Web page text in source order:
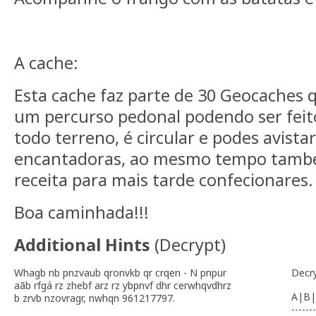
A cache:
Esta cache faz parte de 30
um percurso pedonal podendo ser
todo terreno, é circular e podes
encantadoras, ao mesmo tempo
receita para mais tarde confecionares.
Boa caminhada!!!
Additional Hints (Decrypt)
Whagb nb pnzvaub qronvkb qr crqen - N pnpur
aãb rfgá rz zhebf arz rz ybpnvf dhr cerwhqvdhrz
b zrvb nzovragr, nwhqn 961217797.